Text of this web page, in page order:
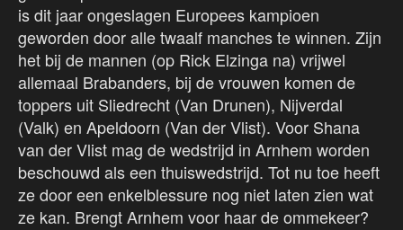
is dit jaar ongeslagen Europees kampioen
geworden door alle twaalf manches te winnen. Zijn
het bij de mannen (op Rick Elzinga na) vrijwel
allemaal Brabanders, bij de vrouwen komen de
toppers uit Sliedrecht (Van Drunen), Nijverdal
(Valk) en Apeldoorn (Van der Vlist). Voor Shana
van der Vlist mag de wedstrijd in Arnhem worden
beschouwd als een thuiswedstrijd. Tot nu toe heeft
ze door een enkelblessure nog niet laten zien wat
ze kan. Brengt Arnhem voor haar de ommekeer?